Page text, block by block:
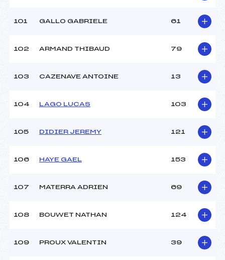
101 GALLO GABRIELE 61
102 ARMAND THIBAUD 79
103 CAZENAVE ANTOINE 13
104 LAGO LUCAS 103
105 DIDIER JEREMY 121
106 HAYE GAEL 153
107 MATERRA ADRIEN 69
108 BOUWET NATHAN 124
109 PROUX VALENTIN 39